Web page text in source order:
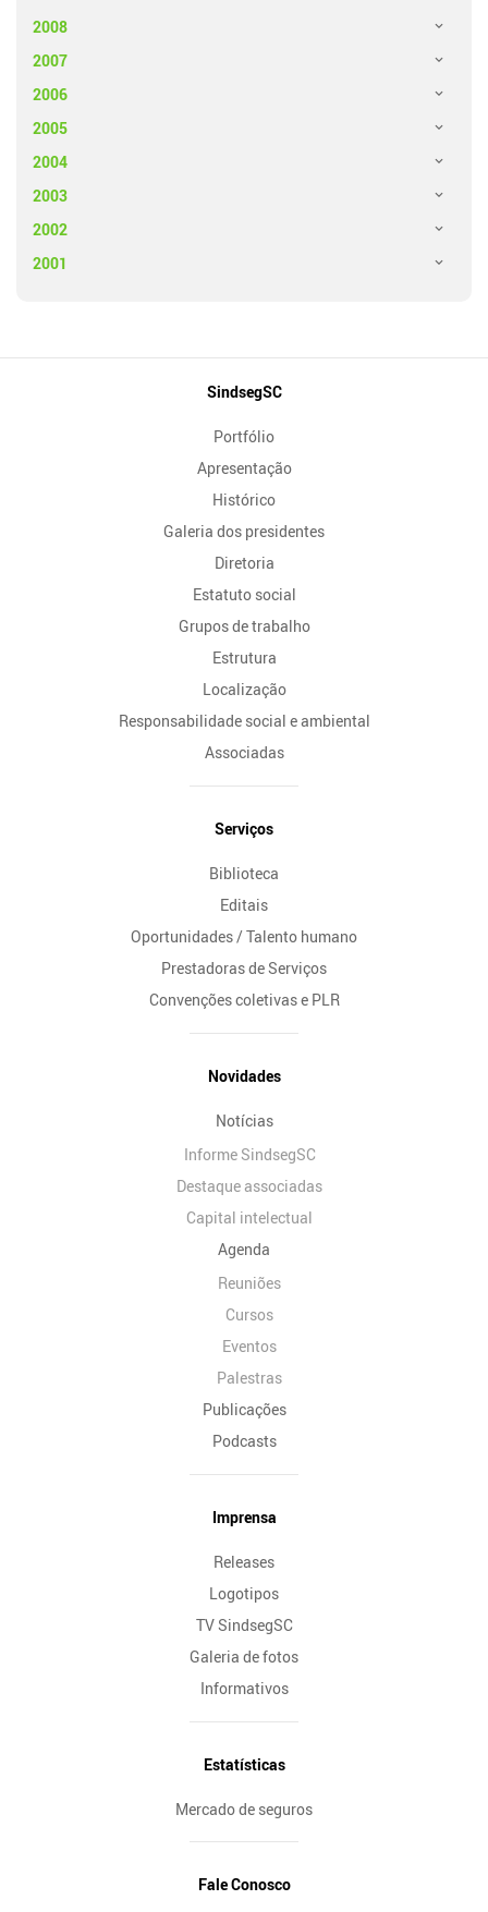
2008
2007
2006
2005
2004
2003
2002
2001
SindsegSC
Portfólio
Apresentação
Histórico
Galeria dos presidentes
Diretoria
Estatuto social
Grupos de trabalho
Estrutura
Localização
Responsabilidade social e ambiental
Associadas
Serviços
Biblioteca
Editais
Oportunidades / Talento humano
Prestadoras de Serviços
Convenções coletivas e PLR
Novidades
Notícias
Informe SindsegSC
Destaque associadas
Capital intelectual
Agenda
Reuniões
Cursos
Eventos
Palestras
Publicações
Podcasts
Imprensa
Releases
Logotipos
TV SindsegSC
Galeria de fotos
Informativos
Estatísticas
Mercado de seguros
Fale Conosco